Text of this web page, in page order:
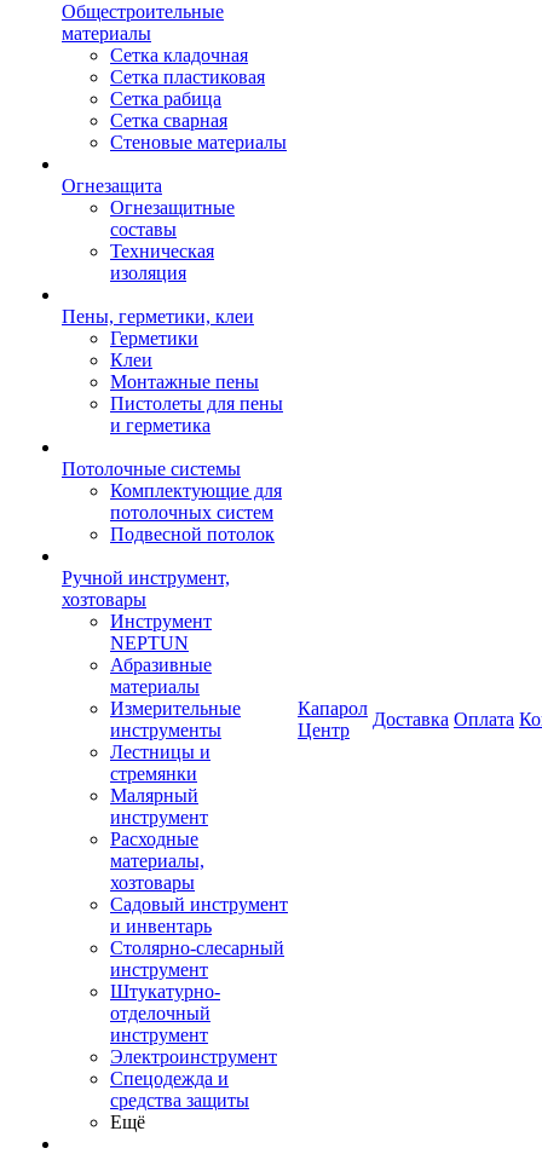
Общестроительные
материалы
Сетка кладочная
Сетка пластиковая
Сетка рабица
Сетка сварная
Стеновые материалы
Огнезащита
Огнезащитные
составы
Техническая
изоляция
Пены, герметики, клеи
Герметики
Клеи
Монтажные пены
Пистолеты для пены
и герметика
Потолочные системы
Комплектующие для
потолочных систем
Подвесной потолок
Ручной инструмент,
хозтовары
Инструмент
NEPTUN
Абразивные
материалы
Измерительные
инструменты
Лестницы и
стремянки
Малярный
инструмент
Расходные
материалы,
хозтовары
Садовый инструмент
и инвентарь
Столярно-слесарный
инструмент
Штукатурно-
отделочный
инструмент
Электроинструмент
Спецодежда и
средства защиты
Ещё
Капарол
Центр
Доставка Оплата